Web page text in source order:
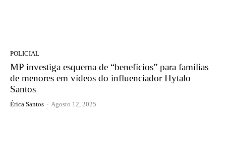
POLICIAL
MP investiga esquema de “benefícios” para famílias
de menores em vídeos do influenciador Hytalo
Santos
Érica Santos - Agosto 12, 2025